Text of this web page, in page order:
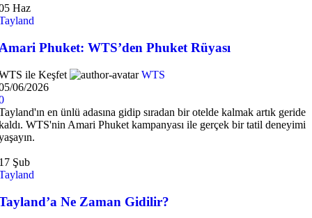
Haz
Phuket: WTS’den Phuket Rüyası
ile Keşfet
WTS
06/2026
en ünlü adasına gidip sıradan bir otelde kalmak artık geride
WTS'nin Amari Phuket kampanyası ile gerçek bir tatil deneyimi
Şub
Ne Zaman Gidilir?